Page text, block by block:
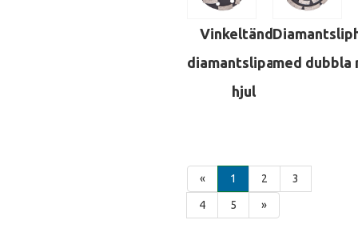
Vinkeltänder
diamantslipande
hjul
med dubbla
« 1 2 3
4 5 »